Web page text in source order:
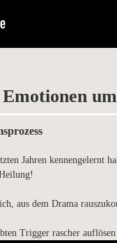
Jahren kennengelernt
aus dem Drama
Trigger rascher